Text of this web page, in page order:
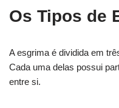
Os Tipos de
A esgrima é dividida em
Cada uma delas possui
entre si.